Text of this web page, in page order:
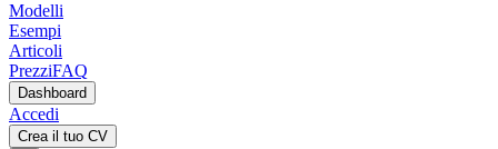
Modelli
Esempi
Articoli
PrezziFAQ
Dashboard
Accedi
Crea il tuo CV